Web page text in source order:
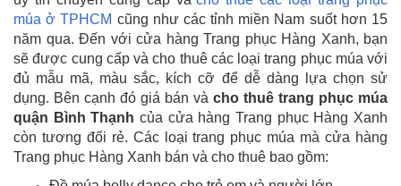
múa ở TPHCM cũng như các tỉnh miền Nam suốt hơn 15
năm qua. Đến với cửa hàng Trang phục Hàng Xanh, bạn
sẽ được cung cấp và cho thuê các loại trang phục múa với
đủ mẫu mã, màu sắc, kích cỡ để dễ dàng lựa chọn sử
dụng. Bên cạnh đó giá bán và cho thuê trang phục múa
quận Bình Thạnh của cửa hàng Trang phục Hàng Xanh
còn tương đối rẻ. Các loại trang phục múa mà cửa hàng
Trang phục Hàng Xanh bán và cho thuê bao gồm: